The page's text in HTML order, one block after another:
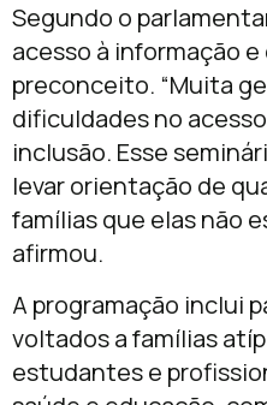
Segundo o
acesso à informação
preconceito. “Muita
dificuldades no
inclusão. Esse
levar orientação de
famílias que elas não
afirmou.
A programação inclui
voltados a famílias
estudantes e